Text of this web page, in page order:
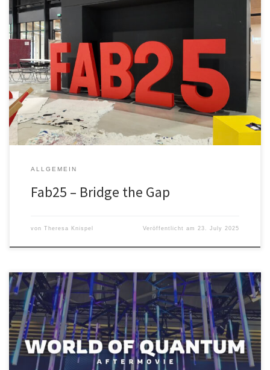
Fab25 – Bridge the Gap Ahoj Fab25 und díky für alles! Auch in
diesem Jahr haben wir an der Fab Konferenz teilgenommen und
viele neue Erfahrungen gesammelt. Die Fab25 hat, falls ihr noch
nicht drauf gekommen seid, in diesem Jahr in Tschechien
stattgefunden. Genauer gesagt in Brünn und in Prag. […]
ALLGEMEIN
Fab25 – Bridge the Gap
von Theresa Knispel Veröffentlicht am 23. July 2025
World of Quantum – Aftermovie An vier Messetagen ist viel passiert,
daher gibt es zum Abschluss der World of Quantum unser
Aftermovie mit ganz vielen Impressionen der Messe in München.